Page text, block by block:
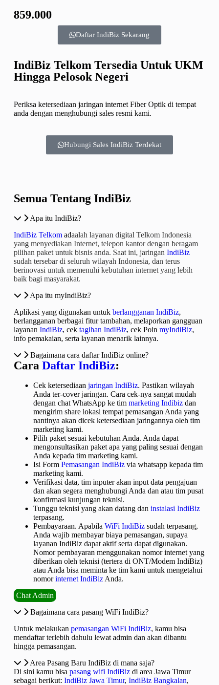
859.000
Daftar IndiBiz Sekarang
IndiBiz Telkom Tersedia Untuk UKM
Hingga Pelosok Negeri
Periksa ketersediaan jaringan internet Fiber Optik di tempat
anda dengan menghubungi sales resmi kami.
Hubungi Sales IndiBiz Terdekat
Semua Tentang IndiBiz
Apa itu IndiBiz?
IndiBiz Telkom adaalah layanan digital Telkom Indonesia
yang menyediakan Internet, telepon kantor dengan beragam
pilihan paket untuk bisnis anda. Saat ini, jaringan IndiBiz
sudah tersebar di seluruh wilayah Indonesia, dan terus
berinovasi untuk memenuhi kebutuhan internet yang lebih
baik bagi masyarakat.
Apa itu myIndiBiz?
Aplikasi yang digunakan untuk berlangganan IndiBiz,
berlangganan berbagai fitur tambahan, melaporkan gangguan
layanan IndiBiz, cek tagihan IndiBiz, cek Poin myIndiBiz,
info pemakaian, serta layanan menarik lainnya.
Bagaimana cara daftar IndiBiz online?
Cara Daftar IndiBiz:
Cek ketersediaan jaringan IndiBiz. Pastikan wilayah
Anda ter-cover jaringan. Cara cek-nya sangat mudah
dengan chat WhatsApp ke tim marketing Indibiz dan
mengirim share lokasi tempat pemasangan Anda yang
nantinya akan dicek ketersediaan jaringannya oleh tim
marketing kami.
Pilih paket sesuai kebutuhan Anda. Anda dapat
mengonsultasikan paket apa yang paling sesuai dengan
Anda kepada tim marketing kami.
Isi Form Pemasangan IndiBiz via whatsapp kepada tim
marketing kami.
Verifikasi data, tim inputer akan input data pengajuan
dan akan segera menghubungi Anda dan atau tim pusat
konfirmasi kunjungan teknisi.
Tunggu teknisi yang akan datang dan instalasi IndiBiz
terpasang.
Pembayaraan. Apabila WiFi IndiBiz sudah terpasang,
Anda wajib membayar biaya pemasangan, supaya
layanan IndiBiz dapat aktif serta dapat digunakan.
Nomor pembayaran menggunakan nomor internet yang
diberikan oleh teknisi (tertera di ONT/Modem IndiBiz)
atau Anda bisa meminta ke tim kami untuk mengetahui
nomorinternet IndiBiz Anda.
Chat Admin
Bagaimana cara pasang WiFi IndiBiz?
Untuk melakukan pemasangan WiFi IndiBiz, kamu bisa
mendaftar terlebih dahulu lewat admin dan akan dibantu
hingga pemasangan.
Area Pasang Baru IndiBiz di mana saja?
Di sini kamu bisa pasang wifi IndiBiz di area Jawa Timur
sebagai berikut: IndiBiz Jawa Timur, IndiBiz Bangkalan,